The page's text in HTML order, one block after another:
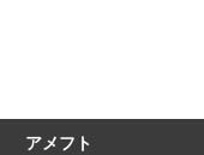
アメフト